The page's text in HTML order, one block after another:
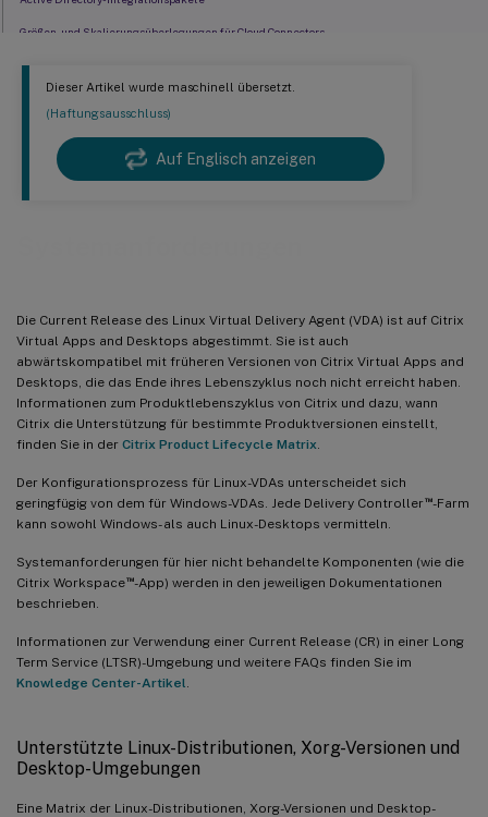
Dieser Artikel wurde maschinell übersetzt.
(Haftungsausschluss)
Auf Englisch anzeigen
Die Current Release des Linux Virtual Delivery Agent (VDA) ist auf Citrix
Virtual Apps and Desktops abgestimmt. Sie ist auch
abwärtskompatibel mit früheren Versionen von Citrix Virtual Apps and
Desktops, die das Ende ihres Lebenszyklus noch nicht erreicht haben.
Informationen zum Produktlebenszyklus von Citrix und dazu, wann
Citrix die Unterstützung für bestimmte Produktversionen einstellt,
finden Sie in der Citrix Product Lifecycle Matrix
Der Konfigurationsprozess für Linux-VDAs unterscheidet sich
geringfügig von dem für Windows-VDAs. Jede Delivery Controller™-Farm
kann sowohl Windows- als auch Linux-Desktops vermitteln.
Systemanforderungen für hier nicht behandelte Komponenten (wie die
Citrix Workspace™-App) werden in den jeweiligen Dokumentationen
beschrieben.
Informationen zur Verwendung einer Current Release (CR) in einer Long
Term Service (LTSR)-Umgebung und weitere FAQs finden Sie im
Knowledge Center-Artikel
Unterstützte Linux-Distributionen, Xorg-Versionen und
Desktop-Umgebungen
Eine Matrix der Linux-Distributionen, Xorg-Versionen und Desktop-
Größen- und Skalierungsüberlegungen für Cloud Connectors
Datenbanküberlegungen
™
GPUs